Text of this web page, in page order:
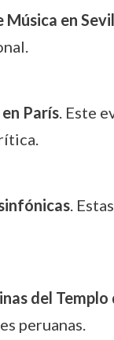
en
París. Este
.
del Templo
peruanas.